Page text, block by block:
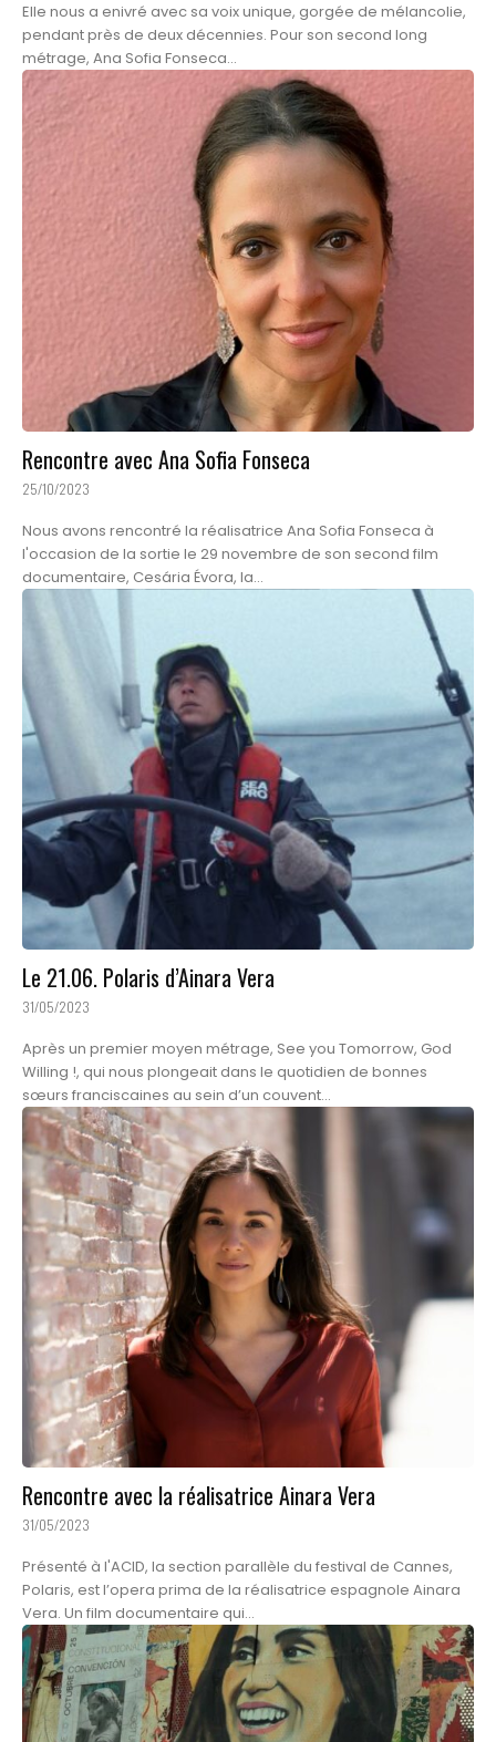
Elle nous a enivré avec sa voix unique, gorgée de mélancolie,
pendant près de deux décennies. Pour son second long
métrage, Ana Sofia Fonseca...
Rencontre avec Ana Sofia Fonseca
25/10/2023
Nous avons rencontré la réalisatrice Ana Sofia Fonseca à
l'occasion de la sortie le 29 novembre de son second film
documentaire, Cesária Évora, la...
Le 21.06. Polaris d’Ainara Vera
31/05/2023
Après un premier moyen métrage, See you Tomorrow, God
Willing !, qui nous plongeait dans le quotidien de bonnes
sœurs franciscaines au sein d’un couvent...
Rencontre avec la réalisatrice Ainara Vera
31/05/2023
Présenté à l'ACID, la section parallèle du festival de Cannes,
Polaris, est l’opera prima de la réalisatrice espagnole Ainara
Vera. Un film documentaire qui...